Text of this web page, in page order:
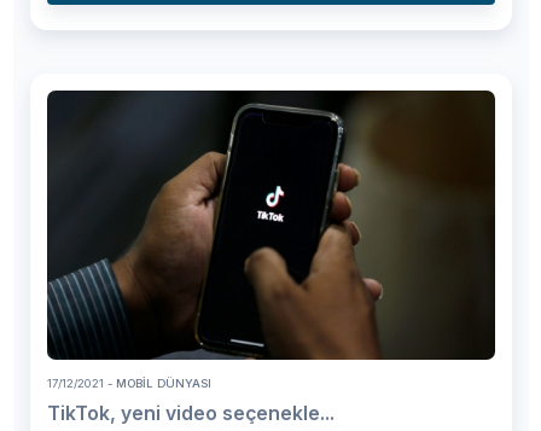
17/12/2021 - MOBIL DÜNYASI
TikTok, yeni video seçenekle...